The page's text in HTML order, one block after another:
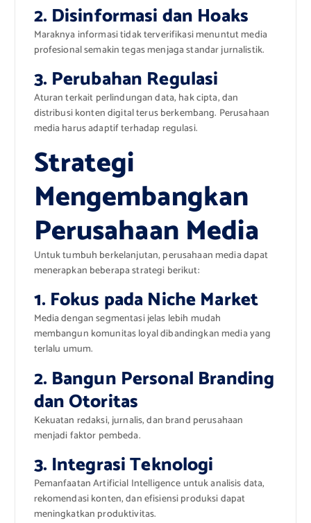
2. Disinformasi dan Hoaks
Maraknya informasi tidak terverifikasi menuntut media
profesional semakin tegas menjaga standar jurnalistik.
3. Perubahan Regulasi
Aturan terkait perlindungan data, hak cipta, dan
distribusi konten digital terus berkembang. Perusahaan
media harus adaptif terhadap regulasi.
Strategi
Mengembangkan
Perusahaan Media
Untuk tumbuh berkelanjutan, perusahaan media dapat
menerapkan beberapa strategi berikut:
1. Fokus pada Niche Market
Media dengan segmentasi jelas lebih mudah
membangun komunitas loyal dibandingkan media yang
terlalu umum.
2. Bangun Personal Branding
dan Otoritas
Kekuatan redaksi, jurnalis, dan brand perusahaan
menjadi faktor pembeda.
3. Integrasi Teknologi
Pemanfaatan Artificial Intelligence untuk analisis data,
rekomendasi konten, dan efisiensi produksi dapat
meningkatkan produktivitas.